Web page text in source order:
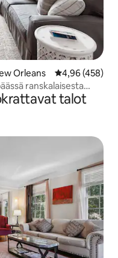
Orleans
4,96 (458)
ranskalaisesta
talot